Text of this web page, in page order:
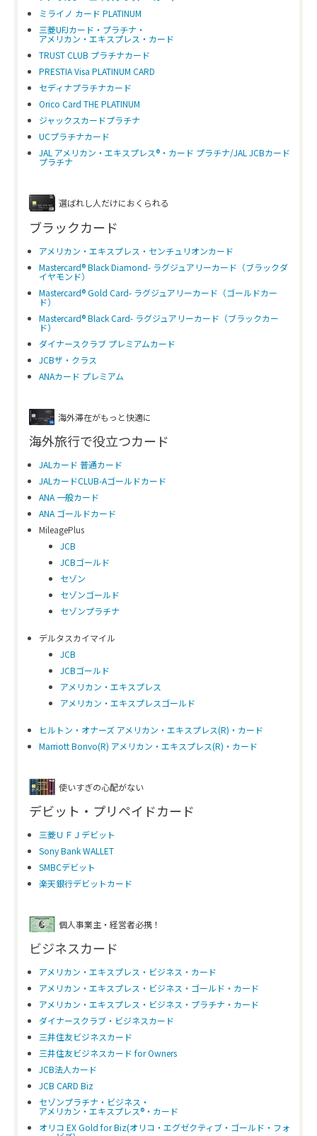
ミライノ カード PLATINUM
三菱UFJカード・プラチナ・
アメリカン・エキスプレス・カード
TRUST CLUB プラチナカード
PRESTIA Visa PLATINUM CARD
セディナプラチナカード
Orico Card THE PLATINUM
ジャックスカードプラチナ
UCプラチナカード
JAL アメリカン・エキスプレス®・カード プラチナ/JAL JCBカード
プラチナ
選ばれし人だけにおくられる
ブラックカード
アメリカン・エキスプレス・センチュリオンカード
Mastercard® Black Diamond- ラグジュアリーカード（ブラックダ
イヤモンド）
Mastercard® Gold Card- ラグジュアリーカード（ゴールドカー
ド）
Mastercard® Black Card- ラグジュアリーカード（ブラックカー
ド）
ダイナースクラブ プレミアムカード
JCBザ・クラス
ANAカード プレミアム
海外滞在がもっと快適に
海外旅行で役立つカード
JALカード 普通カード
JALカードCLUB-Aゴールドカード
ANA 一般カード
ANA ゴールドカード
MileagePlus
JCB
JCBゴールド
セゾン
セゾンゴールド
セゾンプラチナ
デルタスカイマイル
JCB
JCBゴールド
アメリカン・エキスプレス
アメリカン・エキスプレスゴールド
ヒルトン・オナーズ アメリカン・エキスプレス(R)・カード
Marriott Bonvo(R) アメリカン・エキスプレス(R)・カード
使いすぎの心配がない
デビット・プリペイドカード
三菱ＵＦＪデビット
Sony Bank WALLET
SMBCデビット
楽天銀行デビットカード
個人事業主・経営者必携！
ビジネスカード
アメリカン・エキスプレス・ビジネス・カード
アメリカン・エキスプレス・ビジネス・ゴールド・カード
アメリカン・エキスプレス・ビジネス・プラチナ・カード
ダイナースクラブ・ビジネスカード
三井住友ビジネスカード
三井住友ビジネスカード for Owners
JCB法人カード
JCB CARD Biz
セゾンプラチナ・ビジネス・
アメリカン・エキスプレス®・カード
オリコ EX Gold for Biz(オリコ・エグゼクティブ・ゴールド・フォ